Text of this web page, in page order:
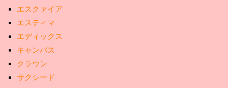
エスクァイア
エスティマ
エディックス
キャンバス
クラウン
サクシード